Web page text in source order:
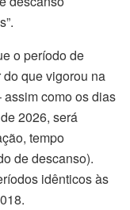
o período de
que vigorou na
como os dias
2026, será
tempo
de descanso).
idênticos às